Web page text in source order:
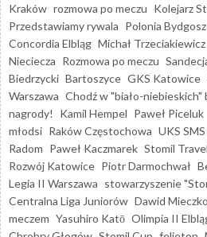
Kraków rozmowa po meczu Kolejarz
Przedstawiamy rywala Polonia
Concordia Elbląg Michał Trzeciakiewicz
Nieciecza Rozmowa po meczu
Biedrzycki Bartoszyce GKS Katowice
Warszawa Chodź w "biało-niebieskich"
nagrody!
Kamil Hempel Paweł Piceluk
młodsi Raków Częstochowa UKS
Radom Paweł Kaczmarek Stomil Travel
Rozwój Katowice Piotr Darmochwał
Legia II Warszawa stowarzyszenie
Centralna Liga Juniorów Dawid
meczem Yasuhiro Katō Olimpia II